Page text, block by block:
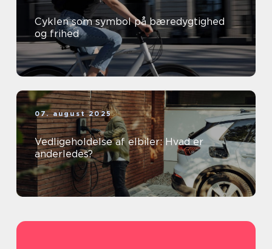
Cyklen som symbol på bæredygtighed
og frihed
07. august 2025
Vedligeholdelse af elbiler: Hvad er
anderledes?